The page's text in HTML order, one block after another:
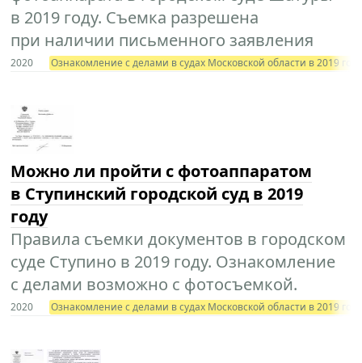
в 2019 году. Съемка разрешена
при наличии письменного заявления
2020 Ознакомление с делами в судах Московской области в 2019 году
Можно ли пройти с фотоаппаратом
в Ступинский городской суд в 2019
году
Правила съемки документов в городском
суде Ступино в 2019 году. Ознакомление
с делами возможно с фотосъемкой.
2020 Ознакомление с делами в судах Московской области в 2019 году